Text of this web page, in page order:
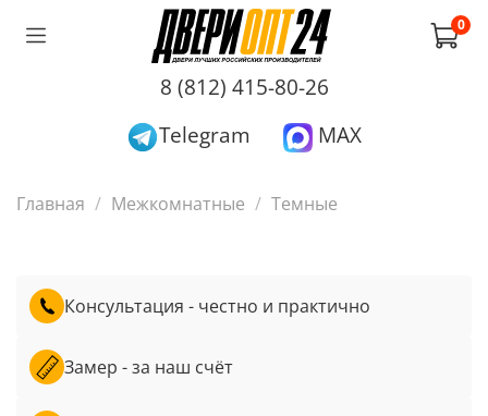
0
8 (812) 415-80-26
Telegram
MAX
Главная Межкомнатные Темные
Консультация - честно и практично
Замер - за наш счёт